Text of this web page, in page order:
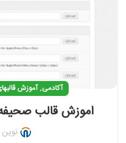
آکادمی,آموزش
اموزش قالب